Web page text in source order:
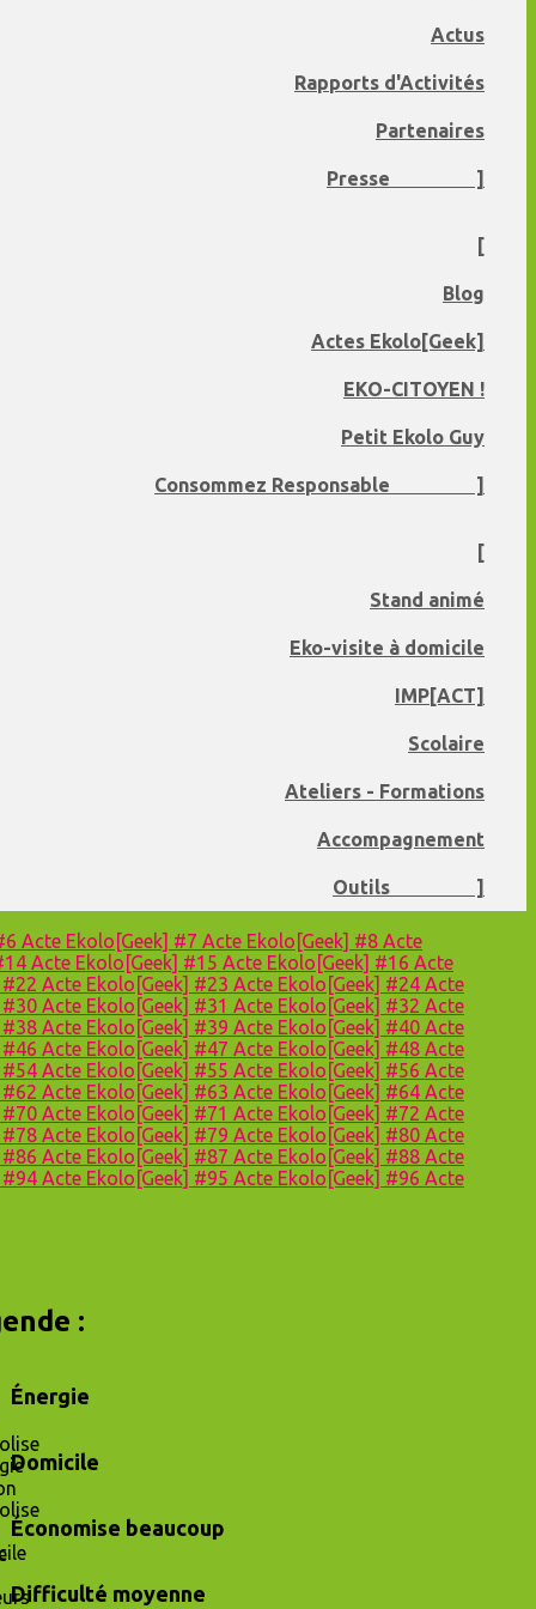
Actus
Rapports d'Activités
Partenaires
Presse ]
[
Blog
Actes Ekolo[Geek]
EKO-CITOYEN !
Petit Ekolo Guy
Consommez Responsable ]
[
Stand animé
Eko-visite à domicile
IMP[ACT]
Scolaire
Ateliers - Formations
Accompagnement
Outils ]
Acte Ekolo[Geek] #7 Acte Ekolo[Geek] #8 Acte
Acte Ekolo[Geek] #15 Acte Ekolo[Geek] #16 Acte
#22 Acte Ekolo[Geek] #23 Acte Ekolo[Geek] #24 Acte
#30 Acte Ekolo[Geek] #31 Acte Ekolo[Geek] #32 Acte
#38 Acte Ekolo[Geek] #39 Acte Ekolo[Geek] #40 Acte
#46 Acte Ekolo[Geek] #47 Acte Ekolo[Geek] #48 Acte
#54 Acte Ekolo[Geek] #55 Acte Ekolo[Geek] #56 Acte
#62 Acte Ekolo[Geek] #63 Acte Ekolo[Geek] #64 Acte
#70 Acte Ekolo[Geek] #71 Acte Ekolo[Geek] #72 Acte
#78 Acte Ekolo[Geek] #79 Acte Ekolo[Geek] #80 Acte
#86 Acte Ekolo[Geek] #87 Acte Ekolo[Geek] #88 Acte
#94 Acte Ekolo[Geek] #95 Acte Ekolo[Geek] #96 Acte
:
beaucoup
moyenne